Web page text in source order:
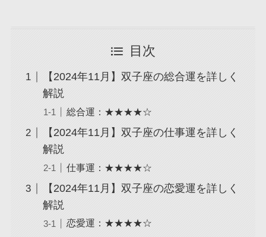
目次
【2024年11月】双子座の総合運を詳しく
解説
総合運：★★★★☆
【2024年11月】双子座の仕事運を詳しく
解説
仕事運：★★★★☆
【2024年11月】双子座の恋愛運を詳しく
解説
恋愛運：★★★★☆